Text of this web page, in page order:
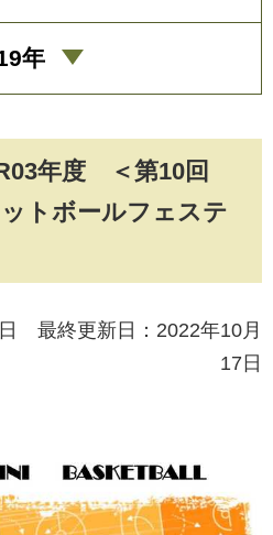
年度 ＜第10回
トボールフェステ
最終更新日：2022年10月
17日
年